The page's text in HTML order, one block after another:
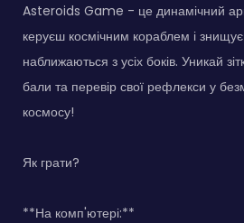
Asteroids Game - це динамічний
керуєш космічним кораблем і
наближаються з усіх боків. Уникай
бали та перевір свої рефлекси у
космосу!
Як грати?
**На комп'ютері:**